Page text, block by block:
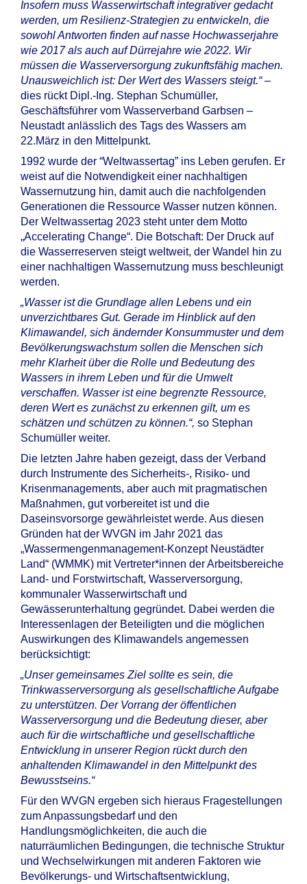
Insofern muss Wasserwirtschaft integrativer gedacht
werden, um Resilienz-Strategien zu entwickeln, die
sowohl Antworten finden auf nasse Hochwasserjahre
wie 2017 als auch auf Dürrejahre wie 2022. Wir
müssen die Wasserversorgung zukunftsfähig machen.
Unausweichlich ist: Der Wert des Wassers steigt.“–
dies rückt Dipl.-Ing. Stephan Schumüller,
Geschäftsführer vom Wasserverband Garbsen –
Neustadt anlässlich des Tags des Wassers am
22.März in den Mittelpunkt.
1992 wurde der “Weltwassertag” ins Leben gerufen. Er
weist auf die Notwendigkeit einer nachhaltigen
Wassernutzung hin, damit auch die nachfolgenden
Generationen die Ressource Wasser nutzen können.
Der Weltwassertag 2023 steht unter dem Motto
„Accelerating Change“. Die Botschaft: Der Druck auf
die Wasserreserven steigt weltweit, der Wandel hin zu
einer nachhaltigen Wassernutzung muss beschleunigt
werden.
„Wasser ist die Grundlage allen Lebens und ein
unverzichtbares Gut. Gerade im Hinblick auf den
Klimawandel, sich ändernder Konsummuster und dem
Bevölkerungswachstum sollen die Menschen sich
mehr Klarheit über die Rolle und Bedeutung des
Wassers in ihrem Leben und für die Umwelt
verschaffen. Wasser ist eine begrenzte Ressource,
deren Wert es zunächst zu erkennen gilt, um es
schätzen und schützen zu können.“, so Stephan
Schumüller weiter.
Die letzten Jahre haben gezeigt, dass der Verband
durch Instrumente des Sicherheits-, Risiko- und
Krisenmanagements, aber auch mit pragmatischen
Maßnahmen, gut vorbereitet ist und die
Daseinsvorsorge gewährleistet werde. Aus diesen
Gründen hat der WVGN im Jahr 2021 das
„Wassermengenmanagement-Konzept Neustädter
Land“ (WMMK) mit Vertreter*innen der Arbeitsbereiche
Land- und Forstwirtschaft, Wasserversorgung,
kommunaler Wasserwirtschaft und
Gewässerunterhaltung gegründet. Dabei werden die
Interessenlagen der Beteiligten und die möglichen
Auswirkungen des Klimawandels angemessen
berücksichtigt:
„Unser gemeinsames Ziel sollte es sein, die
Trinkwasserversorgung als gesellschaftliche Aufgabe
zu unterstützen. Der Vorrang der öffentlichen
Wasserversorgung und die Bedeutung dieser, aber
auch für die wirtschaftliche und gesellschaftliche
Entwicklung in unserer Region rückt durch den
anhaltenden Klimawandel in den Mittelpunkt des
Bewusstseins.“
Für den WVGN ergeben sich hieraus Fragestellungen
zum Anpassungsbedarf und den
Handlungsmöglichkeiten, die auch die
naturräumlichen Bedingungen, die technische Struktur
und Wechselwirkungen mit anderen Faktoren wie
Bevölkerungs- und Wirtschaftsentwicklung,